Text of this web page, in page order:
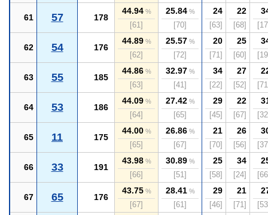
61 57 178
44.94%
[61]
25.84%
[70]
24
[63]
22
[68]
62 54 176
44.89%
[62]
25.57%
[72]
20
[71]
25
[60]
63 55 185
44.86%
[63]
32.97%
[41]
34
[22]
27
[52]
64 53 186
44.09%
[64]
27.42%
[65]
29
[45]
22
[67]
65 11 175
44.00%
[65]
26.86%
[67]
21
[70]
26
[56]
66 33 191
43.98%
[66]
30.89%
[51]
25
[58]
34
[24]
67 65 176
43.75%
[67]
28.41%
[61]
29
[46]
21
[71]